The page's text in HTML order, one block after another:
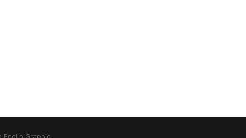
Graphic